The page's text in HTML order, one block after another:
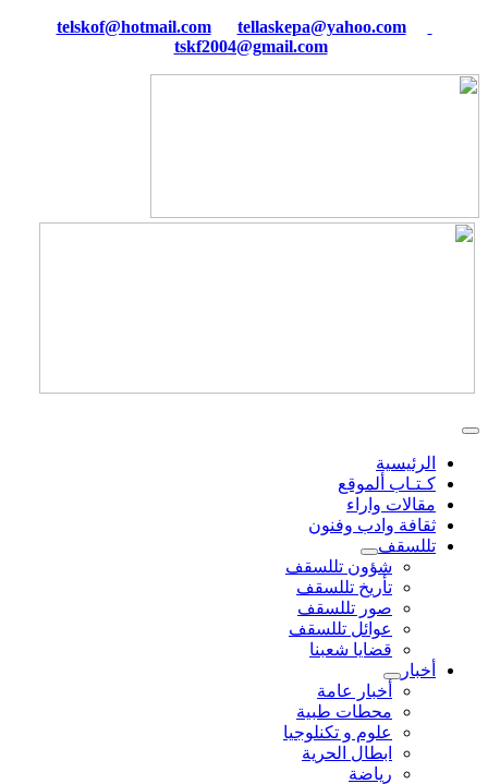
tellaskepa@yahoo.com
tskf2004@gmail.com
الرئيسية
كـتـاب ألموقع
مقالات واراء
ثقافة وادب وفنون
تللسقف
شؤون تللسقف
تأريخ تللسقف
صور تللسقف
عوائل تللسقف
قضايا شعبنا
أخبار
أخبار عامة
محطات طبية
علوم و تکنلوجیا
ابطال الحرية
رياضة